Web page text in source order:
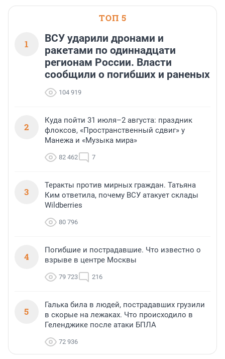
ТОП 5
1
ВСУ ударили дронами и
ракетами по одиннадцати
регионам России. Власти
сообщили о погибших и раненых
104 919
2
Куда пойти 31 июля–2 августа: праздник
флоксов, «Пространственный сдвиг» у
Манежа и «Музыка мира»
82 462 7
3
Теракты против мирных граждан. Татьяна
Ким ответила, почему ВСУ атакует склады
Wildberries
80 796
4
Погибшие и пострадавшие. Что известно о
взрыве в центре Москвы
79 723 216
5
Галька била в людей, пострадавших грузили
в скорые на лежаках. Что происходило в
Геленджике после атаки БПЛА
72 936